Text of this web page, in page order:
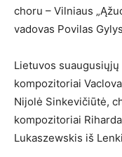
choru – Vilniaus
vadovas Povilas
Lietuvos
kompozitoriai
Nijolė Sinkevičiūtė,
kompozitoriai
Lukaszewskis iš